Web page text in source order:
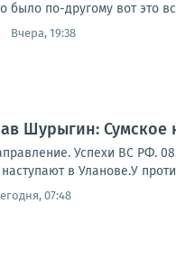
было по-другому вот это
Вчера, 19:38
Шурыгин: Сумское
Успехи ВС РФ.
в Уланове.У
07:48